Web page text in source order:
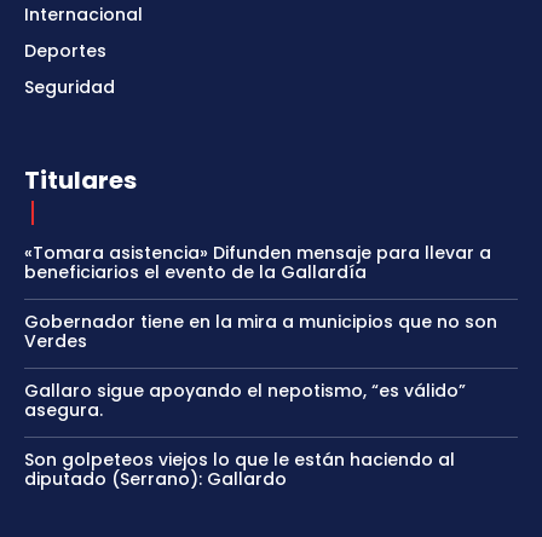
Internacional
Deportes
Seguridad
Titulares
«Tomara asistencia» Difunden mensaje para llevar a
beneficiarios el evento de la Gallardía
Gobernador tiene en la mira a municipios que no son
Verdes
Gallaro sigue apoyando el nepotismo, “es válido”
asegura.
Son golpeteos viejos lo que le están haciendo al
diputado (Serrano): Gallardo